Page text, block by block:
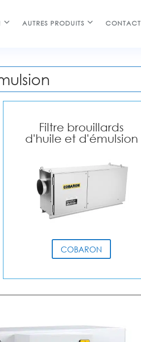
AUTRES PRODUITS CONTACT
Filtre brouillards
d'huile et d'émulsion
COBARON